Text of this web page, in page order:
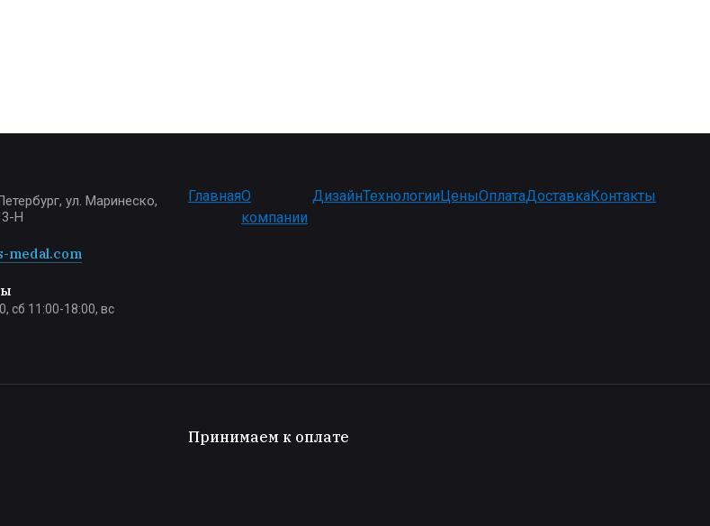
ул. Маринеско,
3-Н
medal.com
сб 11:00-18:00, вс
ГлавнаяО
компании
ДизайнТехнологииЦеныОплатаДоставкаКонтакты
Принимаем к оплате